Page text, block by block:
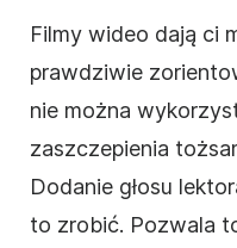
Filmy wideo dają ci
prawdziwie
nie można
zaszczepienia
Dodanie głosu
to zrobić. Pozwala